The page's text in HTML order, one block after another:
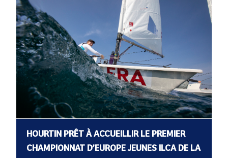
HOURTIN PRÊT À ACCUEILLIR LE PREMIER
CHAMPIONNAT D’EUROPE JEUNES ILCA DE LA